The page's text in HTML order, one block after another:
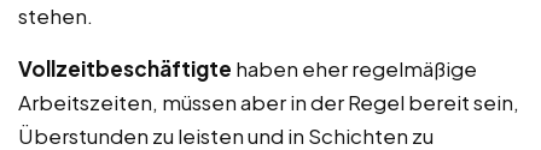
stehen.
Vollzeitbeschäftigte haben eher regelmäßige
Arbeitszeiten, müssen aber in der Regel bereit sein,
Überstunden zu leisten und in Schichten zu